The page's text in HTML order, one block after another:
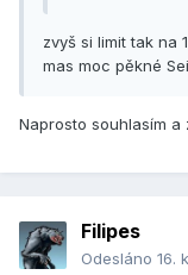
zvyš si limit tak na
mas moc pěkné
Naprosto souhlasím a
Filipes
Odesláno 16.